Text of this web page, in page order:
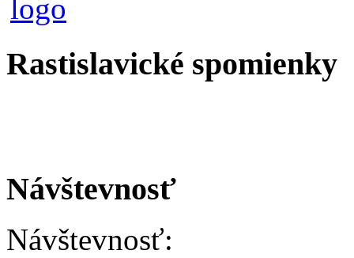
Rastislavické spomienky
Návštevnosť
Návštevnosť: